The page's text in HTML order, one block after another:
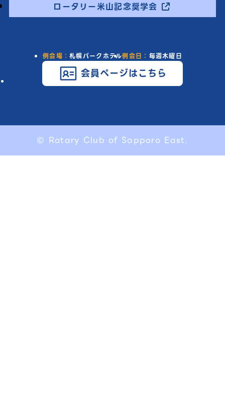
ロータリー米山記念奨学会
例会場：札幌パークホテル例会日： 毎週木曜日
会員ページはこちら
© Rotary Club of Sapporo East.